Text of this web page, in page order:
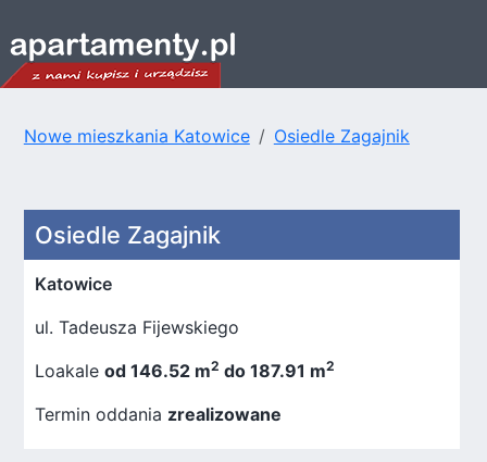
Nowe mieszkania Katowice Osiedle Zagajnik
Osiedle Zagajnik
Katowice
ul. Tadeusza Fijewskiego
Loakaleod 146.52 m2 do 187.91 m2
Termin oddania zrealizowane